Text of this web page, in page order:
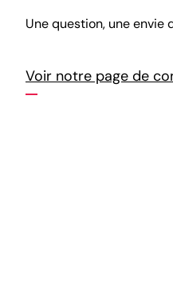
Une question, une envie
Voir notre page de